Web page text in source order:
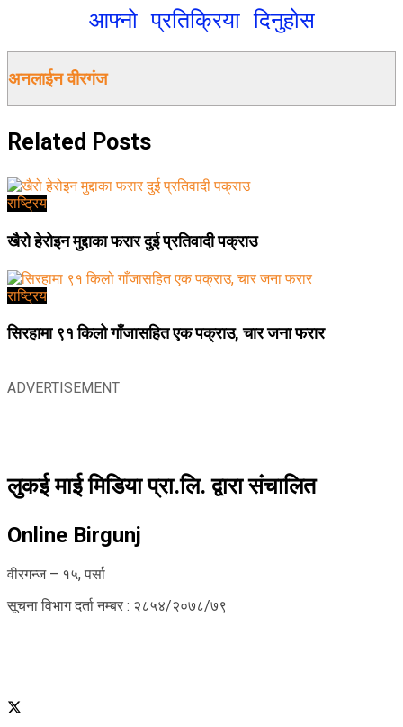
आफ्नो प्रतिक्रिया दिनुहोस
अनलाईन वीरगंज
Related Posts
राष्ट्रिय
खैरो हेरोइन मुद्दाका फरार दुई प्रतिवादी पक्राउ
राष्ट्रिय
सिरहामा ९१ किलो गाँजासहित एक पक्राउ, चार जना फरार
ADVERTISEMENT
लुकई माई मिडिया प्रा.लि. द्वारा संचालित
Online Birgunj
वीरगन्ज – १५, पर्सा
सूचना विभाग दर्ता नम्बर : २८५४/२०७८/७९